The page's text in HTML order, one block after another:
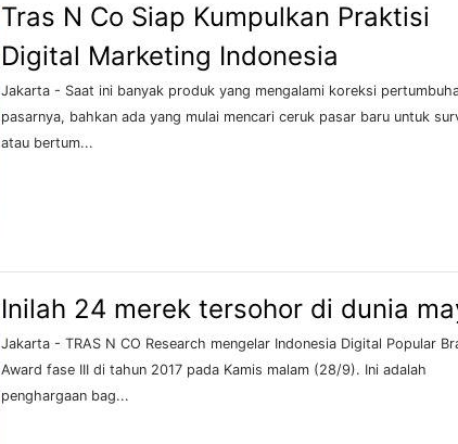
Tras N Co Siap Kumpulkan Praktisi
Digital Marketing Indonesia
Jakarta - Saat ini banyak produk yang mengalami koreksi
pasarnya, bahkan ada yang mulai mencari ceruk pasar baru untuk
atau bertum...
Inilah 24 merek tersohor di dunia
Jakarta - TRAS N CO Research mengelar Indonesia Digital Popular
Award fase III di tahun 2017 pada Kamis malam (28/9). Ini adalah
penghargaan bag...